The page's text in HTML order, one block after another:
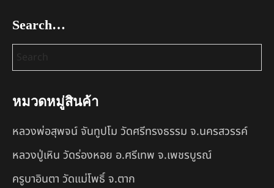
Search…
หมวดหมู่สินค้า
หลวงพ่อสุพจน์ จันทูปโม วัดศรีทรงธรรม จ.นครสวรรค์
หลวงปู่เหิน วัดร่องหอย อ.ศรีเทพ จ.เพชรบูรณ์
ครูบาอินตา วัดแม่โพธิ์ จ.ตาก